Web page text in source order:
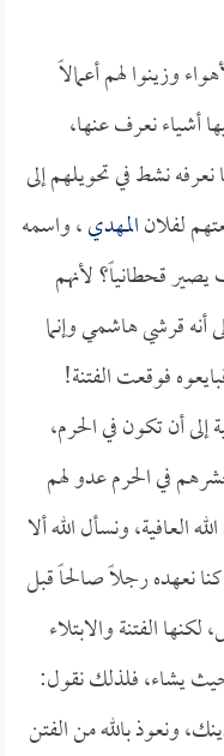
وزينوا لهم أعمالاً
أشياء نعرف عنها،
نشط في تحويلهم إلى
لفلانالمهدي، واسمه
يصير قحطانياً؟ لأنهم
قرشي هاشمي وإنما
فوقعت الفتنة!
أن تكون في الحرم،
في الحرم عدو لهم
العافية، ونسأل الله ألا
نعهده رجلاً صالحاً قبل
الفتنة والابتلاء
حيث يشاء، فلذلك نقول:
ونعوذ بالله من الفتن